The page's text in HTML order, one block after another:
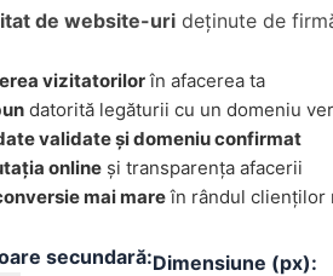
de website-urideținute de
vizitatorilorîn afacerea ta
datorită legăturii cu un domeniu
validate și domeniu confirmat
online și transparența afacerii
mai mareîn rândul clienților
secundară:Dimensiune (px):